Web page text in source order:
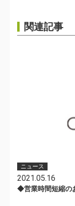
関連記事
ニュース
2021.05.16
◆営業時間短縮の